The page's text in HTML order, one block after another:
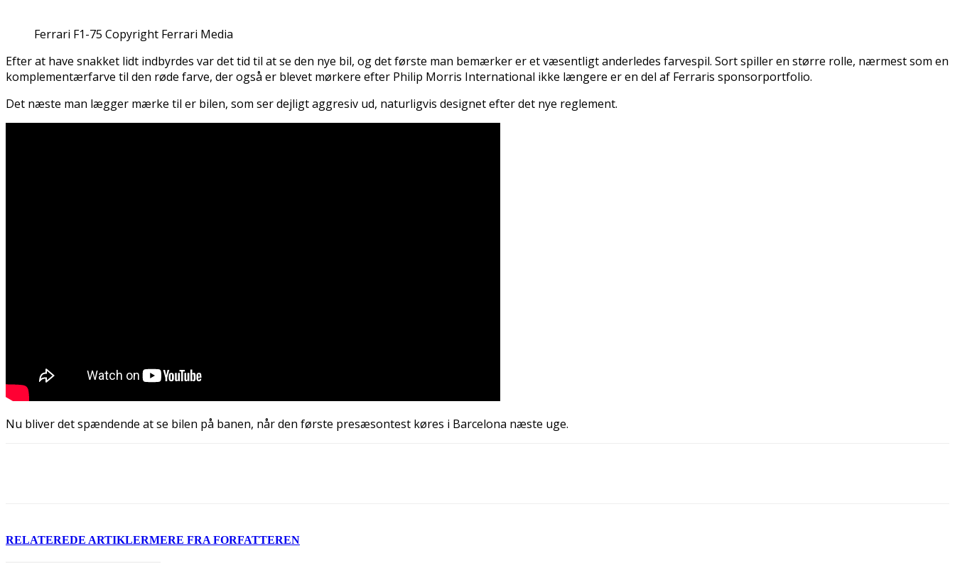
Ferrari F1-75 Copyright Ferrari Media
Efter at have snakket lidt indbyrdes var det tid til at se den nye bil, og det første man bemærker er et væsentligt anderledes farvespil. Sort spiller en større rolle, nærmest som en
komplementærfarve til den røde farve, der også er blevet mørkere efter Philip Morris International ikke længere er en del af Ferraris sponsorportfolio.
Det næste man lægger mærke til er bilen, som ser dejligt aggresiv ud, naturligvis designet efter det nye reglement.
Nu bliver det spændende at se bilen på banen, når den første presæsontest køres i Barcelona næste uge.
RELATEREDE ARTIKLERMERE FRA FORFATTEREN